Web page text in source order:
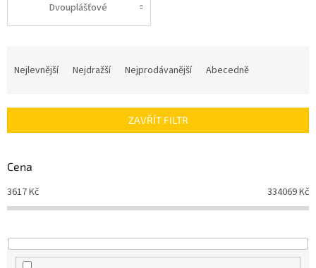
Dvouplášťové
í
r
o
d
u
t
ů
Nejlevnější Nejdražší Nejprodávanější Abecedně
ZAVŘÍT FILTR
Cena
3617Kč 334069Kč